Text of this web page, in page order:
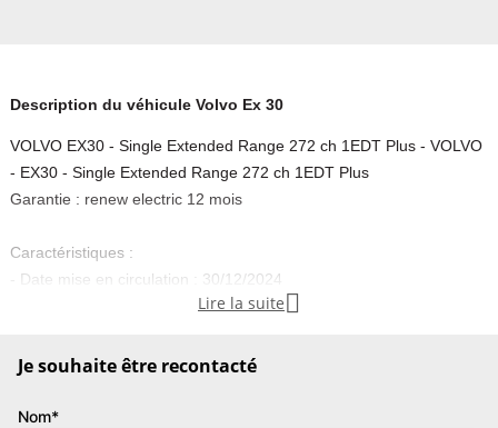
Description du véhicule Volvo Ex 30
VOLVO EX30 - Single Extended Range 272 ch 1EDT Plus - VOLVO
- EX30 - Single Extended Range 272 ch 1EDT Plus
Garantie : renew electric 12 mois
Caractéristiques :
- Date mise en circulation : 30/12/2024
- Nbr portes : 5
- Type de boite : Automatique
Lire la suite 
Je souhaite être recontacté
Nom*